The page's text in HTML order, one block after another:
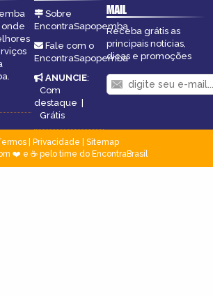
onde
Sobre
EncontraSapopemba
Fale com o
EncontraSapopemba
ANUNCIE:
Com
destaque |
Grátis
MAIL
Receba grátis as
principais notícias,
dicas e promoções
| Privacidade
Sitemap
❤️ e ☕ pelo time do EncontraBrasil